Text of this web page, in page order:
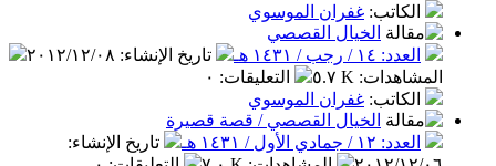
الكاتب: غفران الموسوي
الخيال القصصي
العدد: ١٤ / رجب / ١٤٣١ هـ
تاريخ الإنشاء: ٢٠١٢/١٢/٠٨
المشاهدات: ٥.٧ K التعليقات: ٠
الكاتب: غفران الموسوي
الخيال القصصي / قصة قصيرة
العدد: ١٢ / جمادي الأول / ١٤٣١ هـ
تاريخ الإنشاء: